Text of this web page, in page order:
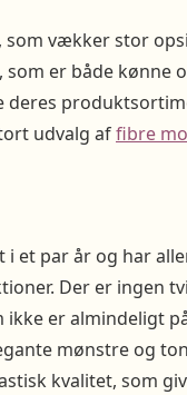
som vækker stor
er både kønne
udvalg affibre
et par år og har
Der er ingen
er almindeligt
mønstre og
kvalitet, som